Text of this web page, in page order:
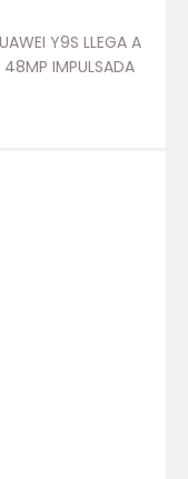
Y9S LLEGA A
IMPULSADA